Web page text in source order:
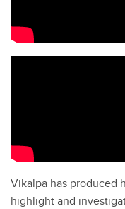
Vikalpa has produced
highlight and